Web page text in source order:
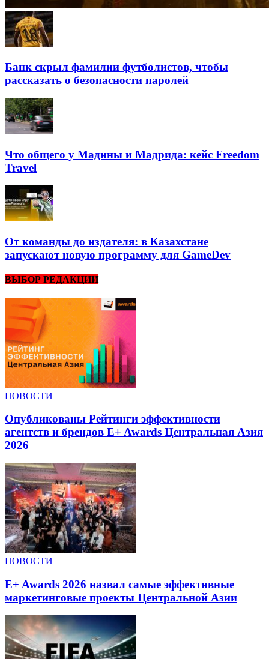
Банк скрыл фамилии футболистов, чтобы
рассказать о безопасности паролей
Что общего у Мадины и Мадрида: кейс Freedom
Travel
От команды до издателя: в Казахстане
запускают новую программу для GameDev
ВЫБОР РЕДАКЦИИ
НОВОСТИ
Опубликованы Рейтинги эффективности
агентств и брендов E+ Awards Центральная Азия
2026
НОВОСТИ
E+ Awards 2026 назвал самые эффективные
маркетинговые проекты Центральной Азии